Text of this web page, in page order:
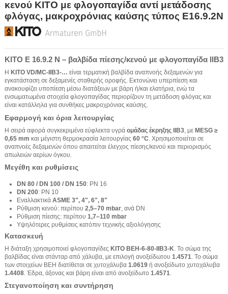
κενού KITO με φλογοπαγίδα αντί μετάδοσης
φλόγας, μακροχρόνιας καύσης τύπος E16.9.2N
KITO E 16.9.2 N – βαλβίδα πίεσης/κενού με φλογοπαγίδα IIB3
Η KITO VD/MC-IIB3-… είναι τερματική βαλβίδα αναπνοής δεξαμενών για
εγκατάσταση σε δεξαμενές σταθερής οροφής. Εκτονώνει υπερπίεση και
ανακουφίζει υποπίεση μέσω διατάξεων με βάρη ή/και ελατήρια, ενώ τα
ενσωματωμένα στοιχεία φλογοπαγίδας περιορίζουν τη μετάδοση φλόγας και
είναι κατάλληλα για συνθήκες μακροχρόνιας καύσης.
Εφαρμογή και όρια λειτουργίας
Η σειρά αφορά συγκεκριμένα εύφλεκτα υγρά ομάδας έκρηξης IIB3, με MESG ≥
0,65 mm και μέγιστη θερμοκρασία λειτουργίας 60 °C. Χρησιμοποιείται σε
αναπνοές δεξαμενών όπου απαιτείται έλεγχος πίεσης/κενού και περιορισμός
απωλειών αερίων όγκου.
Μεγέθη και ρυθμίσεις
DN 80 / DN 100 / DN 150: PN 16
DN 200: PN 10
Εναλλακτικά ASME 3", 4", 6", 8"
Ρύθμιση κενού: περίπου 2,5–70 mbar , ανά DN
Ρύθμιση πίεσης: περίπου 1,7–110 mbar
Υψηλότερες ρυθμίσεις κατόπιν τεχνικής αξιολόγησης
Κατασκευή
Η διάταξη χρησιμοποιεί φλογοπαγίδες KITO BEH-6-80-IIB3-K. Το σώμα της
βαλβίδας είναι στάνταρ από χάλυβα, με επιλογή ανοξείδωτου 1.4571. Το σώμα
των στοιχείων BEH διατίθεται σε χυτοχάλυβα 1.0619 ή ανοξείδωτο χυτοχάλυβα
1.4408. Έδρα, άξονας και βάρη είναι από ανοξείδωτο 1.4571.
Στεγανοποίηση και συντήρηση